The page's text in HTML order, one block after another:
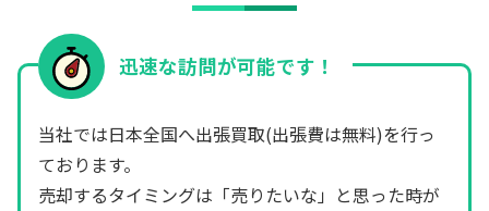
迅速な訪問が可能です！
当社では日本全国へ出張買取(出張費は無料)を行っ
ております。
売却するタイミングは「売りたいな」と思った時が